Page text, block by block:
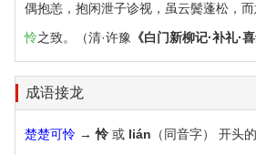
偶抱恙，抱闲泄子诊视，虽云鬓蓬松，
怜之致。（清·许豫 《白门新柳记·补礼·喜
成语接龙
楚楚可怜 →怜 或 lián （同音字） 开头